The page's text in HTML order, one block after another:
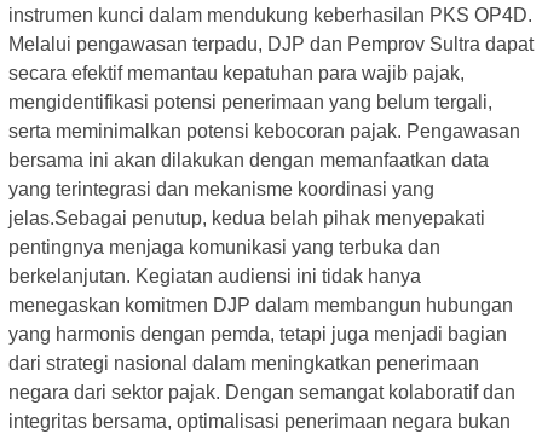
instrumen kunci dalam mendukung keberhasilan PKS OP4D.
Melalui pengawasan terpadu, DJP dan Pemprov Sultra dapat
secara efektif memantau kepatuhan para wajib pajak,
mengidentifikasi potensi penerimaan yang belum tergali,
serta meminimalkan potensi kebocoran pajak. Pengawasan
bersama ini akan dilakukan dengan memanfaatkan data
yang terintegrasi dan mekanisme koordinasi yang
jelas.Sebagai penutup, kedua belah pihak menyepakati
pentingnya menjaga komunikasi yang terbuka dan
berkelanjutan. Kegiatan audiensi ini tidak hanya
menegaskan komitmen DJP dalam membangun hubungan
yang harmonis dengan pemda, tetapi juga menjadi bagian
dari strategi nasional dalam meningkatkan penerimaan
negara dari sektor pajak. Dengan semangat kolaboratif dan
integritas bersama, optimalisasi penerimaan negara bukan